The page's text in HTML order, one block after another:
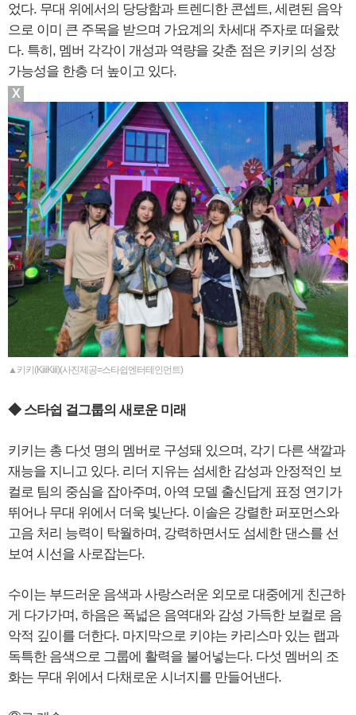
었다. 무대 위에서의 당당함과 트렌디한 콘셉트, 세련된 음악
으로 이미 큰 주목을 받으며 가요계의 차세대 주자로 떠올랐
다. 특히, 멤버 각각이 개성과 역량을 갖춘 점은 키키의 성장
가능성을 한층 더 높이고 있다.
▲키키(KiiiKiii)(사진제공=스타쉽엔터테인먼트)
◆ 스타쉽 걸그룹의 새로운 미래
키키는 총 다섯 명의 멤버로 구성돼 있으며, 각기 다른 색깔과
재능을 지니고 있다. 리더 지유는 섬세한 감성과 안정적인 보
컬로 팀의 중심을 잡아주며, 아역 모델 출신답게 표정 연기가
뛰어나 무대 위에서 더욱 빛난다. 이솔은 강렬한 퍼포먼스와
고음 처리 능력이 탁월하며, 강력하면서도 섬세한 댄스를 선
보여 시선을 사로잡는다.
수이는 부드러운 음색과 사랑스러운 외모로 대중에게 친근하
게 다가가며, 하음은 폭넓은 음역대와 감성 가득한 보컬로 음
악적 깊이를 더한다. 마지막으로 키야는 카리스마 있는 랩과
독특한 음색으로 그룹에 활력을 불어넣는다. 다섯 멤버의 조
화는 무대 위에서 다채로운 시너지를 만들어낸다.
X